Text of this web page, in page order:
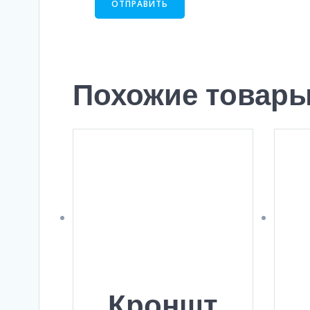
Похожие